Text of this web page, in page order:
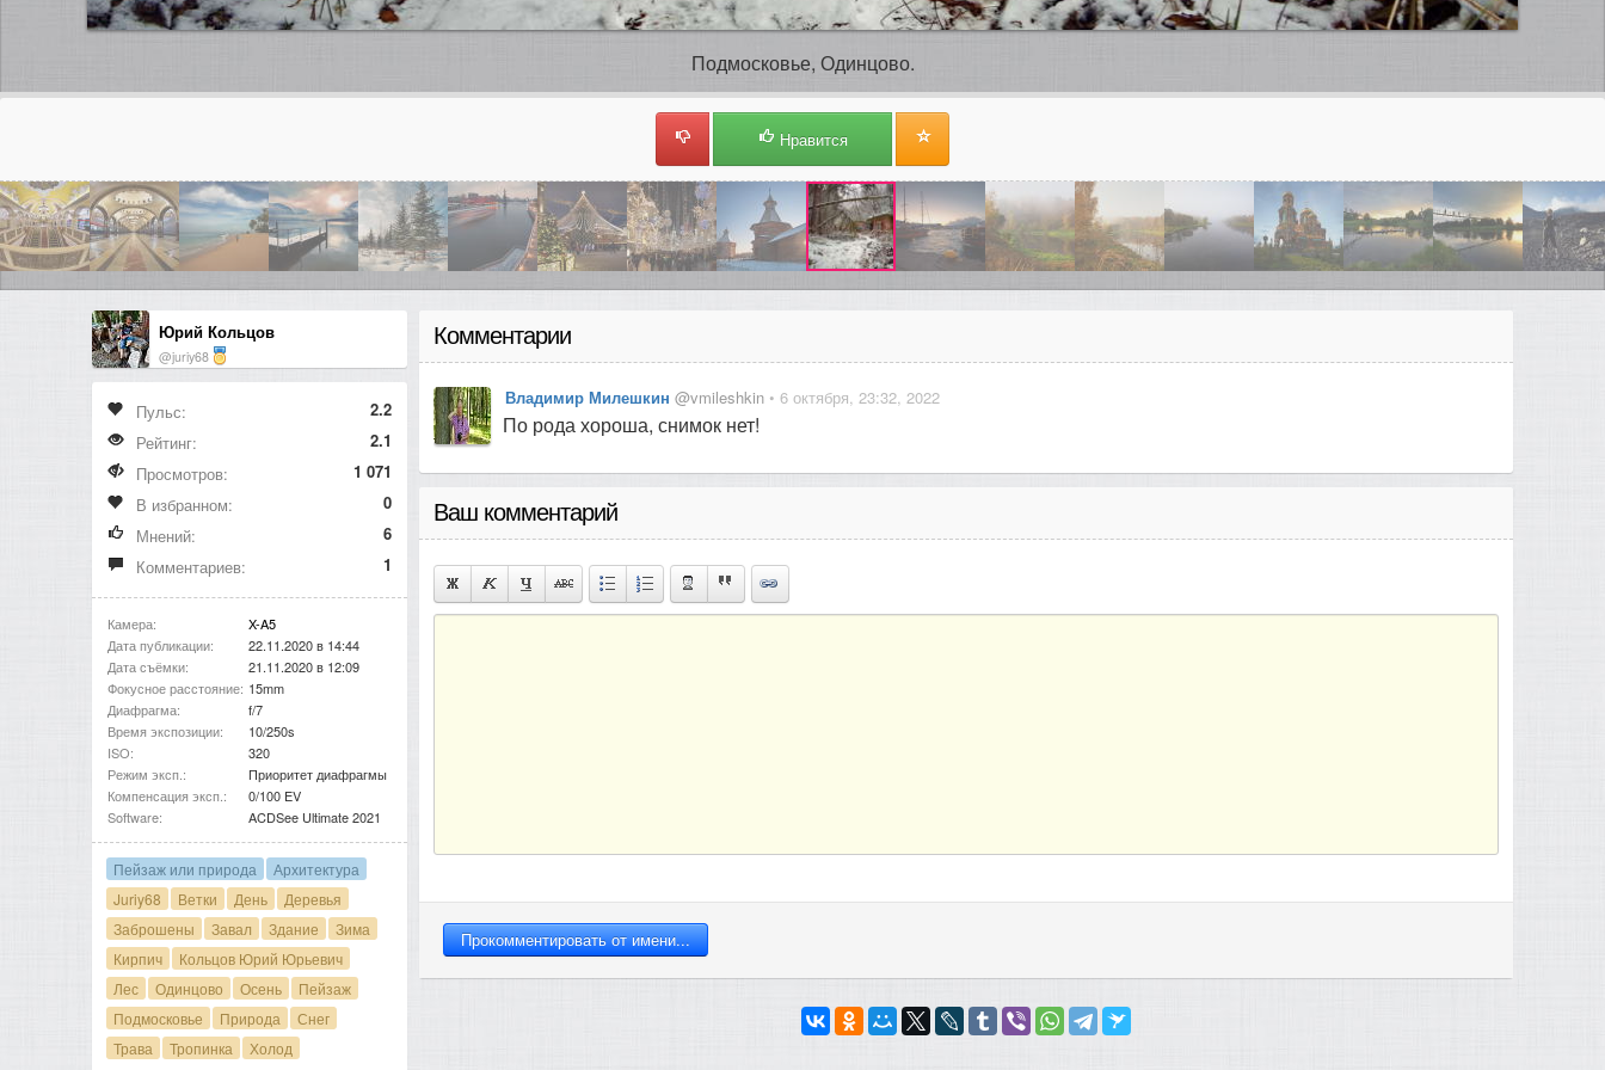
Подмосковье, Одинцово.
Нравится
Юрий Кольцов
@juriy68
Пульс:
2.2
Рейтинг:
2.1
Просмотров:
1 071
В избранном:
0
Мнений:
6
Комментариев:
1
Камера:
X-A5
Дата публикации:
22.11.2020 в 14:44
Дата съёмки:
21.11.2020 в 12:09
Фокусное расстояние: 15mm
Диафрагма:
f/7
Время экспозиции:
10/250s
ISO:
320
Режим эксп.:
Приоритет диафрагмы
Компенсация эксп.:
0/100 EV
Software:
ACDSee Ultimate 2021
Пейзаж или природа
Архитектура
Juriy68
Ветки День
Деревья
Заброшены
Завал Здание
Зима
Кирпич
Кольцов Юрий Юрьевич
Лес
Одинцово Осень
Пейзаж
Подмосковье
Природа
Снег
Трава
Тропинка Холод
Комментарии
Владимир Милешкин @vmileshkin • 6 октября, 23:32, 2022
По рода хороша, снимок нет!
Ваш комментарий